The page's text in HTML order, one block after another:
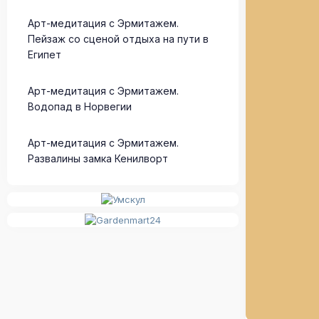
Арт-медитация с Эрмитажем.
Пейзаж со сценой отдыха на пути в
Египет
Арт-медитация с Эрмитажем.
Водопад в Норвегии
Арт-медитация с Эрмитажем.
Развалины замка Кенилворт